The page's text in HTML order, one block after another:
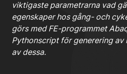
viktigaste parametrarna vad
egenskaper hos gång- och
görs med FE-programmet
Pythonscript för generering av
av dessa.